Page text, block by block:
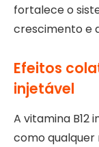
fortalece o
crescimento e
Efeitos
injetável
A vitamina B12
como qualquer